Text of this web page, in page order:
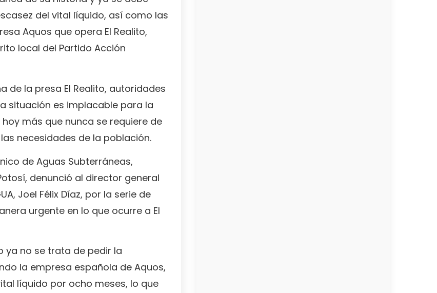
del vital líquido, así como las
Aquos que opera El Realito,
local del Partido Acción
de la presa El Realito, autoridades
situación es implacable para la
más que nunca se requiere de
necesidades de la población.
de Aguas Subterráneas,
denunció al director general
Joel Félix Díaz, por la serie de
urgente en lo que ocurre a El
ya no se trata de pedir la
la empresa española de Aquos,
líquido por ocho meses, lo que